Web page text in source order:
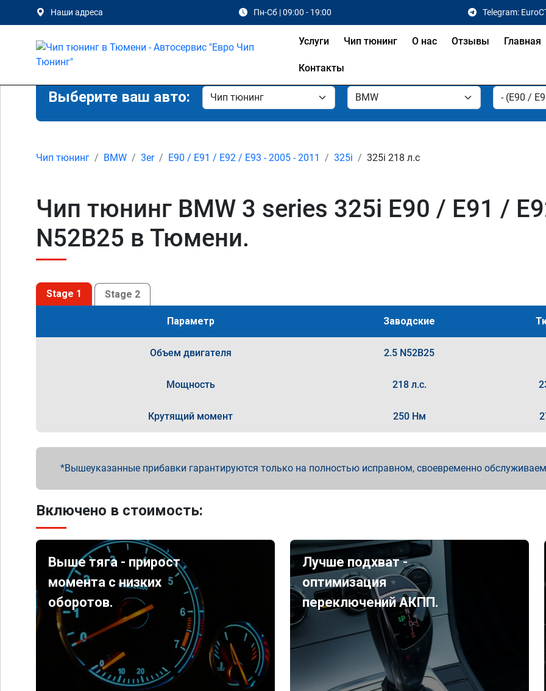
Наши адреса Пн-Сб | 09:00 - 19:00 Telegram:
Услуги Чип тюнинг О нас Отзывы Главная
Контакты
Выберите ваш авто:
Чип тюнинг BMW 3er E90 / E91 / E92 / E93 - 2005 - 2011 325i 325i 218 л.с
Чип тюнинг BMW 3 series 325i E90 / E91 /
N52B25 в Тюмени.
Stage 1 Stage 2
Параметр Заводские
Объем двигателя 2.5 N52B25
Мощность 218 л.с.
Крутящий момент 250 Нм
Вышеуказанные прибавки гарантируются только на полностью исправном, своевременно
Включено в стоимость:
Выше тяга - прирост
момента с низких
оборотов.
Лучше подхват -
оптимизация
переключений АКПП.